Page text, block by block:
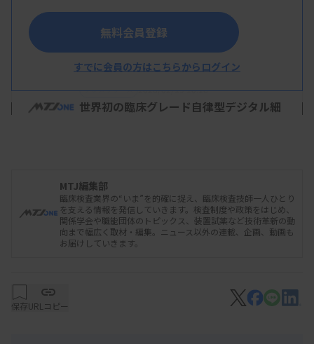
プレスリリース 2026/02/19 10:16
世界初の臨床グレード自律型デジタル細
無料会員登録
すでに会員の方はこちらからログイン
MTJ編集部
臨床検査業界の“いま”を的確に捉え、臨床検査技師一人ひとり
を支える情報を発信していきます。検査制度や政策をはじめ、
関係学会や職能団体のトピックス、装置試薬など技術革新の動
向まで幅広く取材・編集。ニュース以外の連載、企画、動画も
お届けしていきます。
保存URLコピー